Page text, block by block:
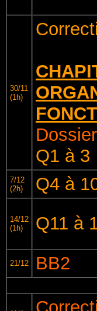
30/11
(1h)
Q1 à 3
7/12
(2h)
Q4 à
14/12
(1h)
Q11 à
21/12 BB2